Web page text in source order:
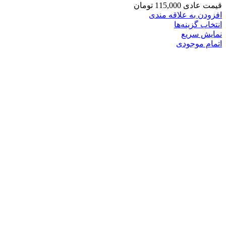
قیمت عادی 115,000 تومان
افزودن به علاقه مندی
انتخاب گزینه‌ها
نمایش سریع
اتمام موجودی